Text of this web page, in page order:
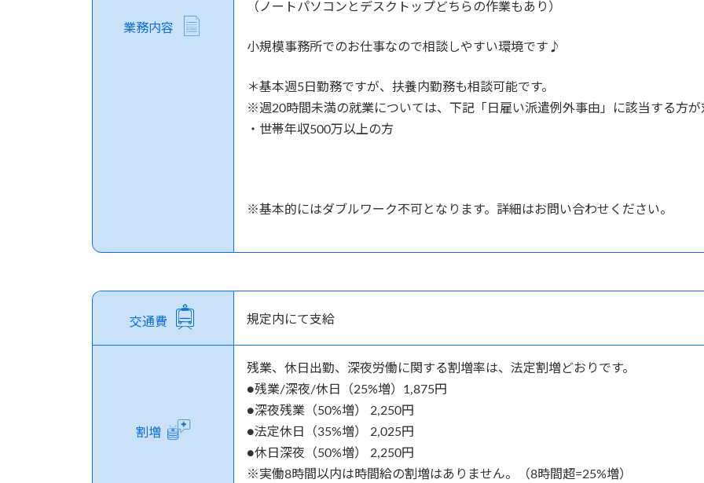
業務内容
（ノートパソコンとデスクトップどちらの作業もあり）
小規模事務所でのお仕事なので相談しやすい環境です♪
＊基本週5日勤務ですが、扶養内勤務も相談可能です。
※週20時間未満の就業については、下記「日雇い派遣例外事由」に該当する方が
・世帯年収500万以上の方
※基本的にはダブルワーク不可となります。詳細はお問い合わせください。
交通費 規定内にて支給
割増
残業、休日出勤、深夜労働に関する割増率は、法定割増どおりです。
●残業/深夜/休日（25%増）1,875円
●深夜残業（50%増） 2,250円
●法定休日（35%増） 2,025円
●休日深夜（50%増） 2,250円
※実働8時間以内は時間給の割増はありません。（8時間超=25%増）